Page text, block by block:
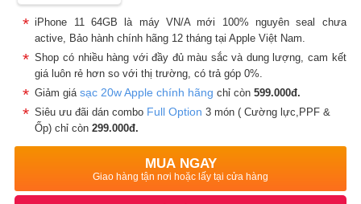
iPhone 11 64GB là máy VN/A mới 100% nguyên seal chưa
active, Bảo hành chính hãng 12 tháng tại Apple Việt Nam.
Shop có nhiều hàng với đầy đủ màu sắc và dung lượng, cam kết
giá luôn rẻ hơn so với thị trường, có trả góp 0%.
Giảm giásạc 20w Apple chính hãng chỉ còn599.000đ.
Siêu ưu đãi dán combo Full Option3 món ( Cường lực,PPF &
Ốp) chỉ còn299.000đ.
MUA NGAY
Giao hàng tận nơi hoặc lấy tại cửa hàng